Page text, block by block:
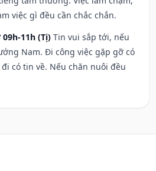
việc gì đều cần chắc chắn.
11h (Tị) Tin vui sắp tới, nếu
Nam. Đi công việc gặp gỡ có
có tin về. Nếu chăn nuôi đều